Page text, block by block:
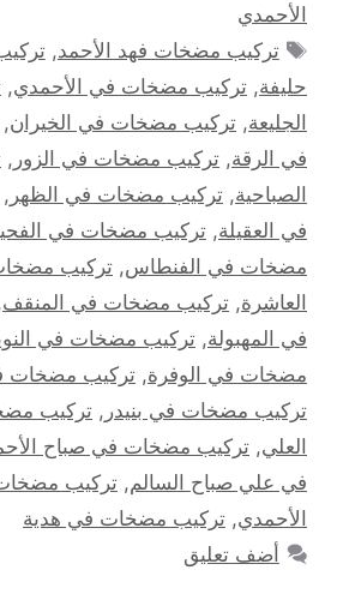
الأحمدي
الوسوم
تركيب مضخات فهد الأحمد,
حليفة, تركيب مضخات في الأحمدي,
الجليعة, تركيب مضخات في الخيران,
في الرقة, تركيب مضخات في الزور ,
الصباحية, تركيب مضخات في الظهر ,
في العقيلة, تركيب مضخات في
مضخات في الفنطاس, تركيب
العاشرة, تركيب مضخات في المنقف,
في المهبولة, تركيب مضخات في
مضخات في الوفرة, تركيب مضخات
تركيب مضخات في بنيدر , تركيب
العلي, تركيب مضخات في صباح
في علي صباح السالم, تركيب
الأحمدي, تركيب مضخات في هدية
أضف تعليق